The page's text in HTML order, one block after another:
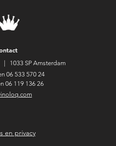
|
1033 SP Amsterdam
06 533 570 24
06 119 136 26
en privacy